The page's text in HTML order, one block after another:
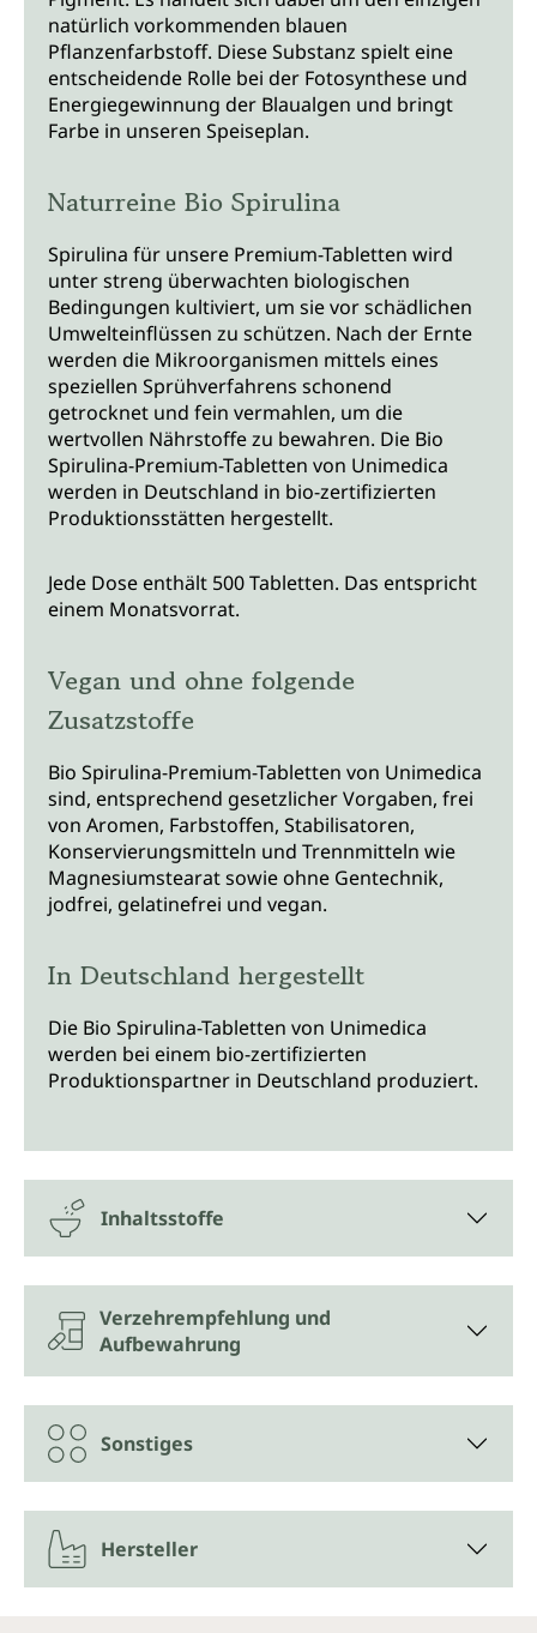
natürlich vorkommenden blauen
Pflanzenfarbstoff. Diese Substanz spielt eine
entscheidende Rolle bei der Fotosynthese und
Energiegewinnung der Blaualgen und bringt
Farbe in unseren Speiseplan.
Naturreine Bio Spirulina
Spirulina für unsere Premium-Tabletten wird
unter streng überwachten biologischen
Bedingungen kultiviert, um sie vor schädlichen
Umwelteinflüssen zu schützen. Nach der Ernte
werden die Mikroorganismen mittels eines
speziellen Sprühverfahrens schonend
getrocknet und fein vermahlen, um die
wertvollen Nährstoffe zu bewahren. Die Bio
Spirulina-Premium-Tabletten von Unimedica
werden in Deutschland in bio-zertifizierten
Produktionsstätten hergestellt.
Jede Dose enthält 500 Tabletten. Das entspricht
einem Monatsvorrat.
Vegan und ohne folgende
Zusatzstoffe
Bio Spirulina-Premium-Tabletten von Unimedica
sind, entsprechend gesetzlicher Vorgaben, frei
von Aromen, Farbstoffen, Stabilisatoren,
Konservierungsmitteln und Trennmitteln wie
Magnesiumstearat sowie ohne Gentechnik,
jodfrei, gelatinefrei und vegan.
In Deutschland hergestellt
Die Bio Spirulina-Tabletten von Unimedica
werden bei einem bio-zertifizierten
Produktionspartner in Deutschland produziert.
Inhaltsstoffe
Verzehrempfehlung und
Aufbewahrung
Sonstiges
Hersteller